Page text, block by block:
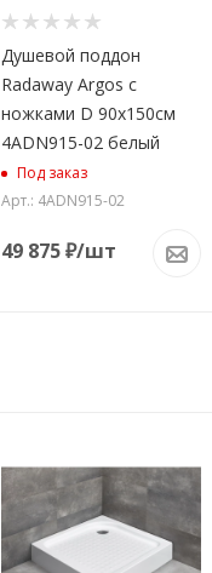
Душевой поддон
Radaway Argos с
ножками D 90х150см
4ADN915-02 белый
Под заказ
Арт.: 4ADN915-02
49 875₽/шт